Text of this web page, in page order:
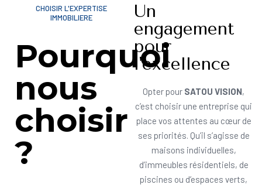
CHOISIR L'EXPERTISE
IMMOBILIERE
Pourquoi
nous
choisir
?
Un
engagement
pour
l'excellence
Opter pour SATOU VISION,
c’est choisir une entreprise qui
place vos attentes au cœur de
ses priorités. Qu’il s’agisse de
maisons individuelles,
d’immeubles résidentiels, de
piscines ou d’espaces verts,